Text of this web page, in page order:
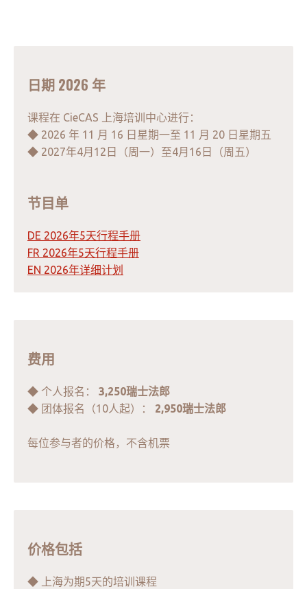
日期 2026 年
课程在 CieCAS 上海培训中心进行：
◆ 2026 年 11 月 16 日星期一至 11 月 20 日星期五
◆ 2027年4月12日（周一）至4月16日（周五）
节目单
DE 2026年5天行程手册
FR 2026年5天行程手册
EN 2026年详细计划
费用
◆ 个人报名： 3,250瑞士法郎
◆ 团体报名（10人起）： 2,950瑞士法郎
每位参与者的价格，不含机票
价格包括
◆ 上海为期5天的培训课程